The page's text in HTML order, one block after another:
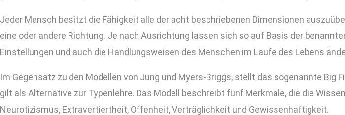
Jeder Mensch besitzt die Fähigkeit alle der acht beschriebenen Dimensionen
eine oder andere Richtung. Je nach Ausrichtung lassen sich so auf Basis der
Einstellungen und auch die Handlungsweisen des Menschen im Laufe des Lebens
Im Gegensatz zu den Modellen von Jung und Myers-Briggs, stellt das sogenannte
gilt als Alternative zur Typenlehre. Das Modell beschreibt fünf Merkmale, die die
Neurotizismus, Extravertiertheit, Offenheit, Verträglichkeit und Gewissenhaftigkeit.